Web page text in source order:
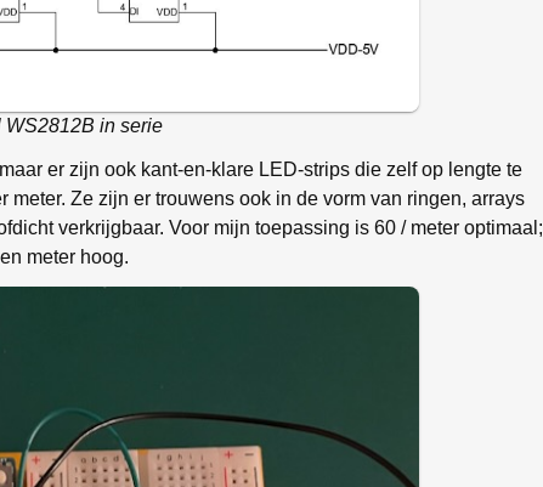
WS2812B in serie
er zijn ook kant-en-klare LED-strips die zelf op lengte te
Ze zijn er trouwens ook in de vorm van ringen, arrays
verkrijgbaar. Voor mijn toepassing is 60 / meter optimaal;
meter hoog.